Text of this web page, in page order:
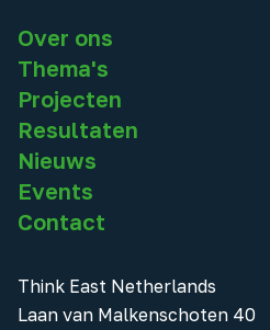
Over ons
Thema's
Projecten
Resultaten
Nieuws
Events
Contact
Think East Netherlands
Laan van Malkenschoten 40